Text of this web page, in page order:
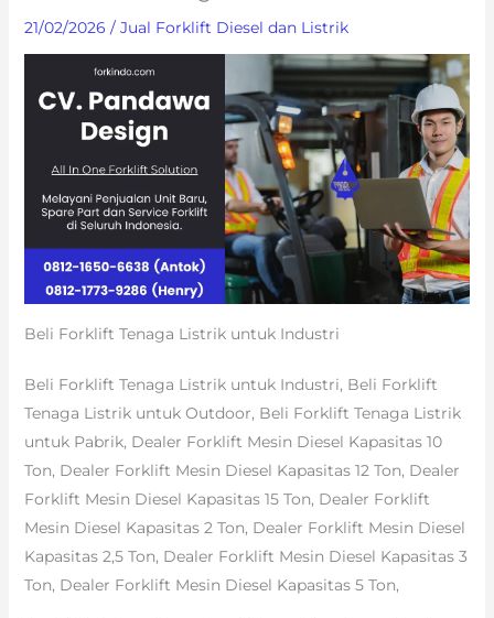
21/02/2026 / Jual Forklift Diesel dan Listrik
Beli Forklift Tenaga Listrik untuk Industri
Beli Forklift Tenaga Listrik untuk Industri, Beli Forklift
Tenaga Listrik untuk Outdoor, Beli Forklift Tenaga Listrik
untuk Pabrik, Dealer Forklift Mesin Diesel Kapasitas 10
Ton, Dealer Forklift Mesin Diesel Kapasitas 12 Ton, Dealer
Forklift Mesin Diesel Kapasitas 15 Ton, Dealer Forklift
Mesin Diesel Kapasitas 2 Ton, Dealer Forklift Mesin Diesel
Kapasitas 2,5 Ton, Dealer Forklift Mesin Diesel Kapasitas 3
Ton, Dealer Forklift Mesin Diesel Kapasitas 5 Ton,